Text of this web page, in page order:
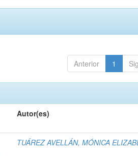
Anterior 1
Autor(es)
TUÁREZ AVELLÁN, MÓNICA